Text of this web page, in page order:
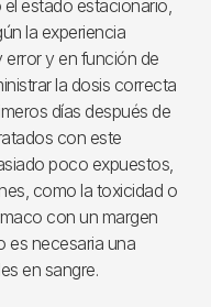
estado estacionario,
la experiencia
error y en función de
la dosis correcta
días después de
con este
poco expuestos,
como la toxicidad o
con un margen
es necesaria una
en sangre.